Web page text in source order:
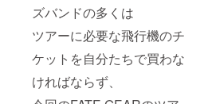
ズバンドの多くは
ツアーに必要な飛行機のチ
ケットを自分たちで買わな
ければならず、